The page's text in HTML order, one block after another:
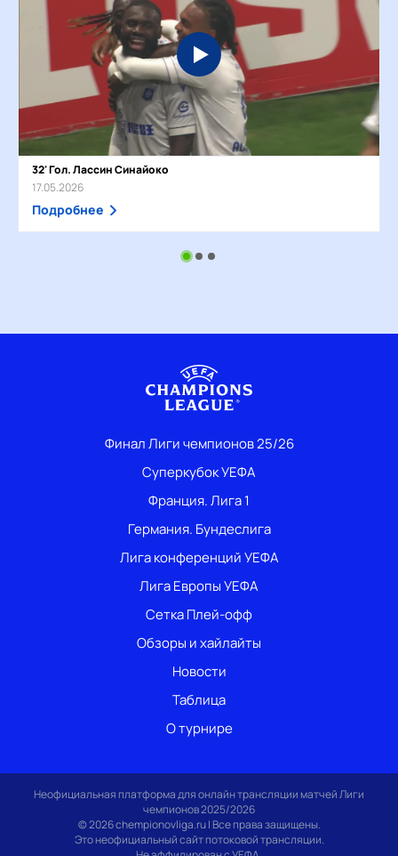
32' Гол. Лассин Синайоко
17.05.2026
Подробнее
Финал Лиги чемпионов 25/26
Суперкубок УЕФА
Франция. Лига 1
Германия. Бундеслига
Лига конференций УЕФА
Лига Европы УЕФА
Сетка Плей-офф
Обзоры и хайлайты
Новости
Таблица
О турнире
Неофициальная платформа для онлайн трансляции матчей Лиги
чемпионов 2025/2026
© 2026 chempionovliga.ru | Все права защищены.
Это неофициальный сайт потоковой трансляции.